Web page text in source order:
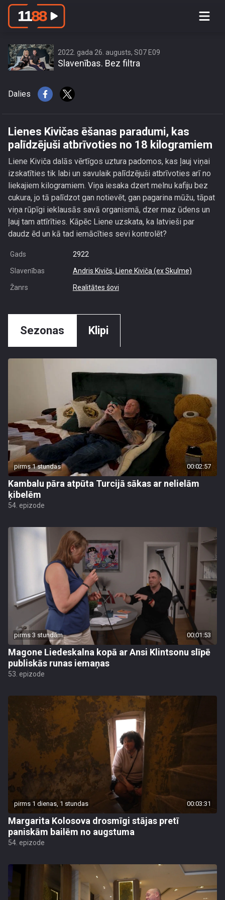
Lienes Kivičas ēšanas paradumi, kas
2022. gada 26. augusts, S07 E09
Slavenības. Bez filtra
Dalies
Lienes Kivičas ēšanas paradumi, kas
palīdzējuši atbrīvoties no 18 kilogramiem
Liene Kiviča dalās vērtīgos uztura padomos, kas ļauj viņai
izskatīties tik labi un savulaik palīdzējuši atbrīvoties arī no
liekajiem kilogramiem. Viņa iesaka dzert melnu kafiju bez
cukura, jo tā palīdzot gan notievēt, gan pagarina mūžu, tāpat
viņa rūpīgi ieklausās savā organismā, dzer maz ūdens un
ļauj tam attīrīties. Kāpēc Liene uzskata, ka latvieši par
daudz ēd un kā tad iemācīties sevi kontrolēt?
Gads 2922
Slavenības Andris Kivičs, Liene Kiviča (ex Skulme)
Žanrs Realitātes šovi
Sezonas Klipi
pirms 1 stundas 00:02:57
Kambalu pāra atpūta Turcijā sākas ar nelielām
ķibelēm
54. epizode
pirms 3 stundām 00:01:53
Magone Liedeskalna kopā ar Ansi Klintsonu slīpē
publiskās runas iemaņas
53. epizode
pirms 1 dienas, 1 stundas 00:03:31
Margarita Kolosova drosmīgi stājas pretī
paniskām bailēm no augstuma
54. epizode